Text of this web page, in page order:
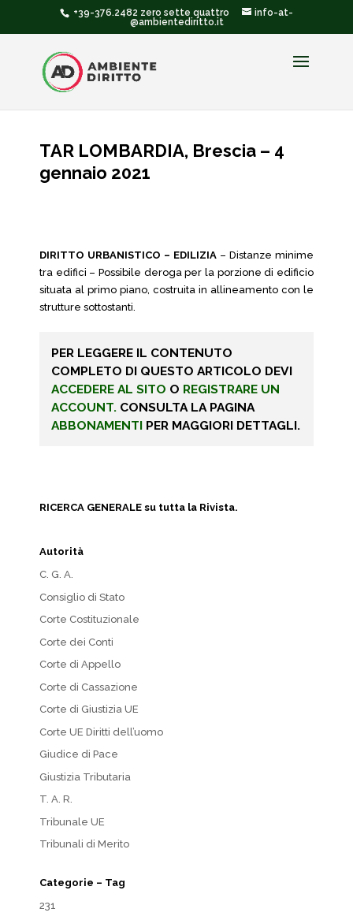
+39-376.2482 zero sette quattro
info-at-
@ambientediritto.it
TAR LOMBARDIA, Brescia – 4
gennaio 2021
DIRITTO URBANISTICO – EDILIZIA – Distanze minime
tra edifici – Possibile deroga per la porzione di edificio
situata al primo piano, costruita in allineamento con le
strutture sottostanti.
PER LEGGERE IL CONTENUTO
COMPLETO DI QUESTO ARTICOLO DEVI
ACCEDERE AL SITO O REGISTRARE UN
ACCOUNT. CONSULTA LA PAGINA
ABBONAMENTI PER MAGGIORI DETTAGLI.
RICERCA GENERALE su tutta la Rivista.
Autorità
C. G. A.
Consiglio di Stato
Corte Costituzionale
Corte dei Conti
Corte di Appello
Corte di Cassazione
Corte di Giustizia UE
Corte UE Diritti dell’uomo
Giudice di Pace
Giustizia Tributaria
T. A. R.
Tribunale UE
Tribunali di Merito
Categorie – Tag
231